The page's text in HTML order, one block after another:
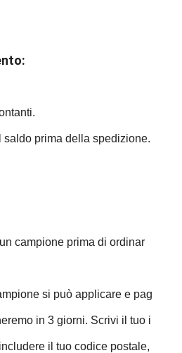
saldo prima della spedizione.
campione prima di ordinar
si può applicare e pag
in 3 giorni. Scrivi il tuo i
il tuo codice postale,